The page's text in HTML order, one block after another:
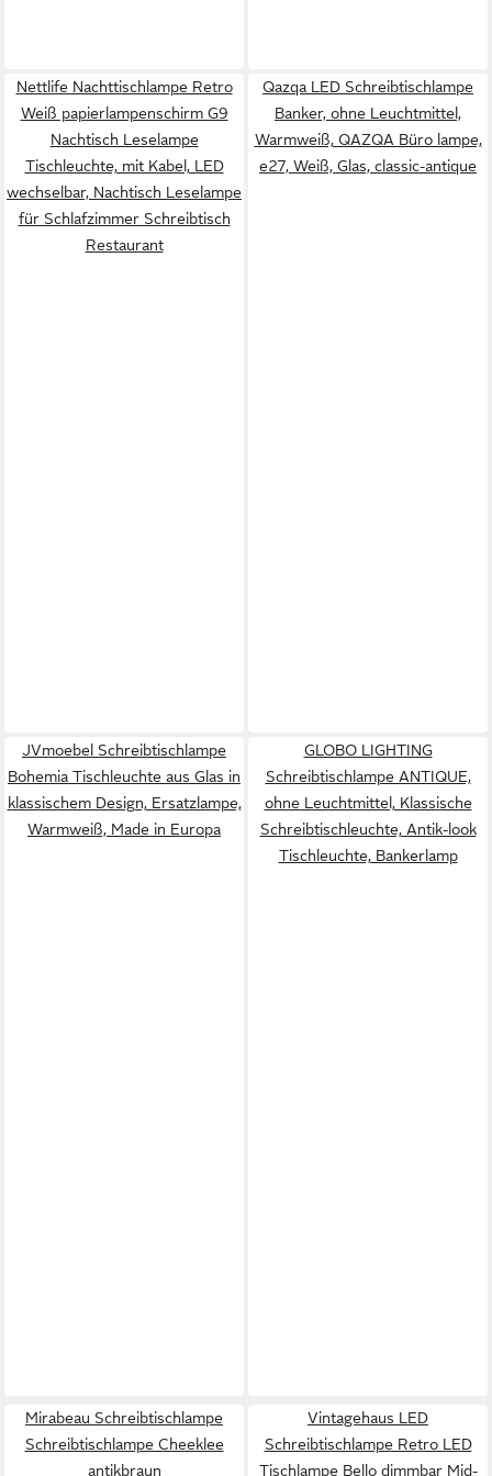
Nettlife Nachttischlampe Retro
Weiß papierlampenschirm G9
Nachtisch Leselampe
Tischleuchte, mit Kabel, LED
wechselbar, Nachtisch Leselampe
für Schlafzimmer Schreibtisch
Restaurant
Qazqa LED Schreibtischlampe
Banker, ohne Leuchtmittel,
Warmweiß, QAZQA Büro lampe,
e27, Weiß, Glas, classic-antique
JVmoebel Schreibtischlampe
Bohemia Tischleuchte aus Glas in
klassischem Design, Ersatzlampe,
Warmweiß, Made in Europa
GLOBO LIGHTING
Schreibtischlampe ANTIQUE,
ohne Leuchtmittel, Klassische
Schreibtischleuchte, Antik-look
Tischleuchte, Bankerlamp
Mirabeau Schreibtischlampe
Schreibtischlampe Cheeklee
antikbraun
Vintagehaus LED
Schreibtischlampe Retro LED
Tischlampe Bello dimmbar Mid-